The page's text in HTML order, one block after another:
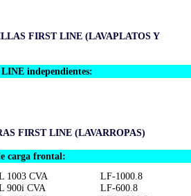
FIRST LINE (LAVAPLATOS Y
independientes:
FIRST LINE (LAVARROPAS)
carga frontal:
1003 CVA
900i CVA
LF-1000.8
LF-600.8